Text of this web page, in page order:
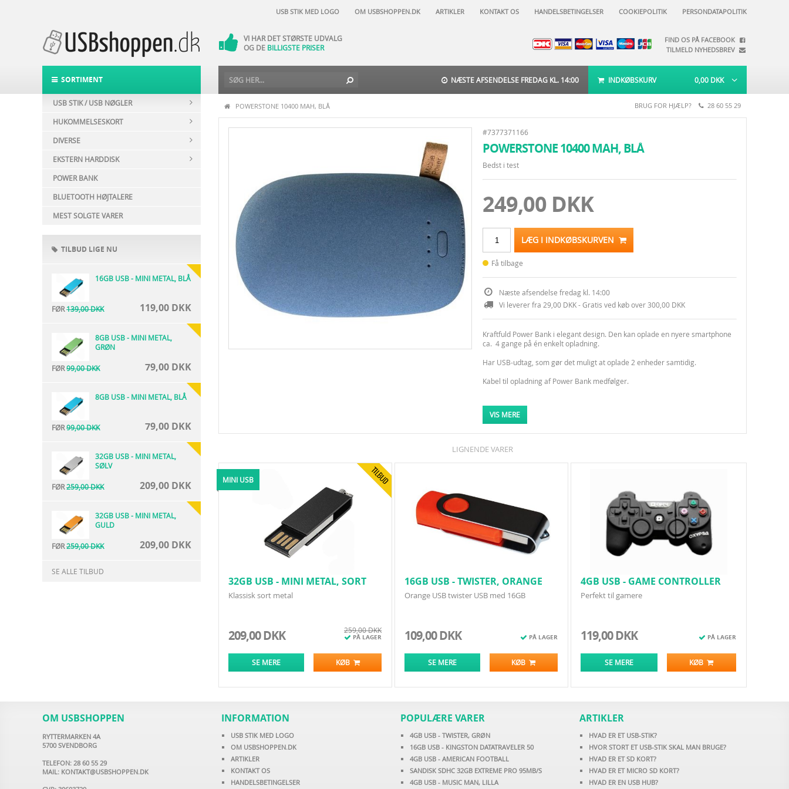
USB STIK MED LOGO OM USBSHOPPEN.DK ARTIKLER KONTAKT OS HANDELSBETINGELSER COOKIEPOLITIK PERSONDATAPOLITIK
VI HAR NATURLIGVIS
VI HAR DET STØRSTE UDVALG
OG DE BILLIGSTE PRISER
DAG-TIL-DAG-LEVERING
POST NORD -
9 DKK
FIND OS PÅ FACEBOOK
TILMELD NYHEDSBREV
SORTIMENT NÆSTE AFSENDELSE FREDAG KL. 14:00 INDKØBSKURV 0,00 DKK
USB STIK / USB NØGLER
HUKOMMELSESKORT
DIVERSE
EKSTERN HARDDISK
POWER BANK
BLUETOOTH HØJTALERE
MEST SOLGTE VARER
TILBUD LIGE NU
16GB USB - MINI METAL, BLÅ
FØR139,00 DKK 119,00 DKK
8GB USB - MINI METAL,
GRØN
FØR99,00 DKK 79,00 DKK
8GB USB - MINI METAL, BLÅ
FØR99,00 DKK 79,00 DKK
32GB USB - MINI METAL,
SØLV
FØR259,00 DKK 209,00 DKK
32GB USB - MINI METAL,
GULD
FØR259,00 DKK 209,00 DKK
SE ALLE TILBUD
POWERSTONE 10400 MAH, BLÅ BRUG FOR HJÆLP? 28 60 55 29
#7377371166
POWERSTONE 10400 MAH, BLÅ
Bedst i test
249,00 DKK
LÆG I INDKØBSKURVEN
Få tilbage
Næste afsendelse fredag kl. 14:00
Vi leverer fra 29,00 DKK - Gratis ved køb over 300,00 DKK
Kraftfuld Power Bank i elegant design. Den kan oplade en nyere smartphone
ca. 4 gange på én enkelt opladning.
Har USB-udtag, som gør det muligt at oplade 2 enheder samtidig.
Kabel til opladning af Power Bank medfølger.
Tekniske specifikationer:
Farve: Blå
VIS MERE
LIGNENDE VARER
MINI USB
32GB USB - MINI METAL, SORT
Klassisk sort metal
209,00 DKK 259,00 DKK
PÅ LAGER
SE MERE KØB
16GB USB - TWISTER, ORANGE
Orange USB twister USB med 16GB
109,00 DKK PÅ LAGER
SE MERE KØB
4GB USB - GAME CONTROLLER
Perfekt til gamere
119,00 DKK PÅ LAGER
SE MERE KØB
OM USBSHOPPEN
RYTTERMARKEN 4A
5700 SVENDBORG
TELEFON: 28 60 55 29
MAIL: KONTAKT@USBSHOPPEN.DK
INFORMATION
USB STIK MED LOGO
OM USBSHOPPEN.DK
ARTIKLER
KONTAKT OS
HANDELSBETINGELSER
POPULÆRE VARER
4GB USB - TWISTER, GRØN
16GB USB - KINGSTON DATATRAVELER 50
4GB USB - AMERICAN FOOTBALL
SANDISK SDHC 32GB EXTREME PRO 95MB/S
4GB USB - MUSIC MAN, LILLA
ARTIKLER
HVAD ER ET USB-STIK?
HVOR STORT ET USB-STIK SKAL MAN BRUGE?
HVAD ER ET SD KORT?
HVAD ER ET MICRO SD KORT?
HVAD ER EN USB HUB?